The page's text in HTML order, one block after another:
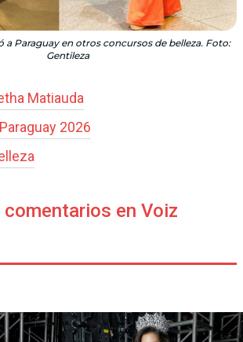
a Paraguay en otros concursos de belleza. Foto:
Gentileza
Matiauda
2026
en Voiz